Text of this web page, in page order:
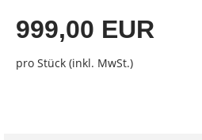
999,00 EUR
pro Stück (inkl. MwSt.)